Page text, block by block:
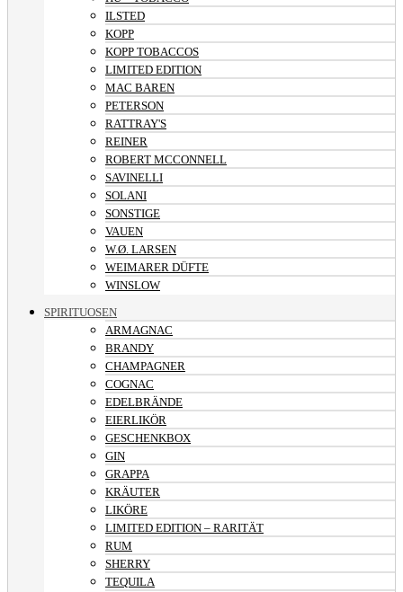
ILSTED
KOPP
KOPP TOBACCOS
LIMITED EDITION
MAC BAREN
PETERSON
RATTRAY'S
REINER
ROBERT MCCONNELL
SAVINELLI
SOLANI
SONSTIGE
VAUEN
W.Ø. LARSEN
WEIMARER DÜFTE
WINSLOW
SPIRITUOSEN
ARMAGNAC
BRANDY
CHAMPAGNER
COGNAC
EDELBRÄNDE
EIERLIKÖR
GESCHENKBOX
GIN
GRAPPA
KRÄUTER
LIKÖRE
LIMITED EDITION – RARITÄT
RUM
SHERRY
TEQUILA